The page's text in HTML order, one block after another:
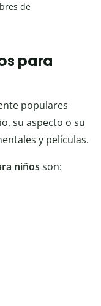
de
para
populares
su aspecto o su
y películas.
niños son: